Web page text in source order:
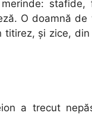
stafide,
O doamnă de
şi zice, din
a trecut